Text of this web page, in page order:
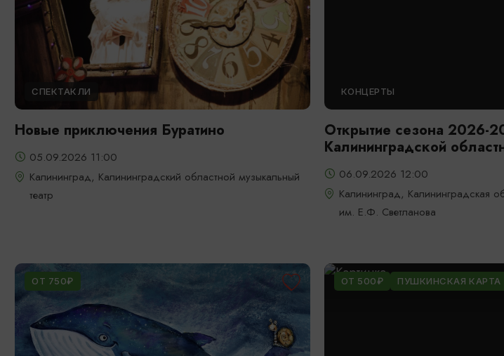
СПЕКТАКЛИ
Новые приключения Буратино
05.09.2026 11:00
Калининград, Калининградский областной музыкальный
театр
КОНЦЕРТЫ
Открытие сезона 2026-
Калининградской
06.09.2026 12:00
Калининград, Калининградская
им. Е.Ф. Светланова
ОТ 750₽ ОТ 500₽ ПУШКИНСКАЯ КАРТА